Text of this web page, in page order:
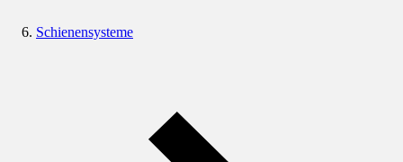
Schienensysteme